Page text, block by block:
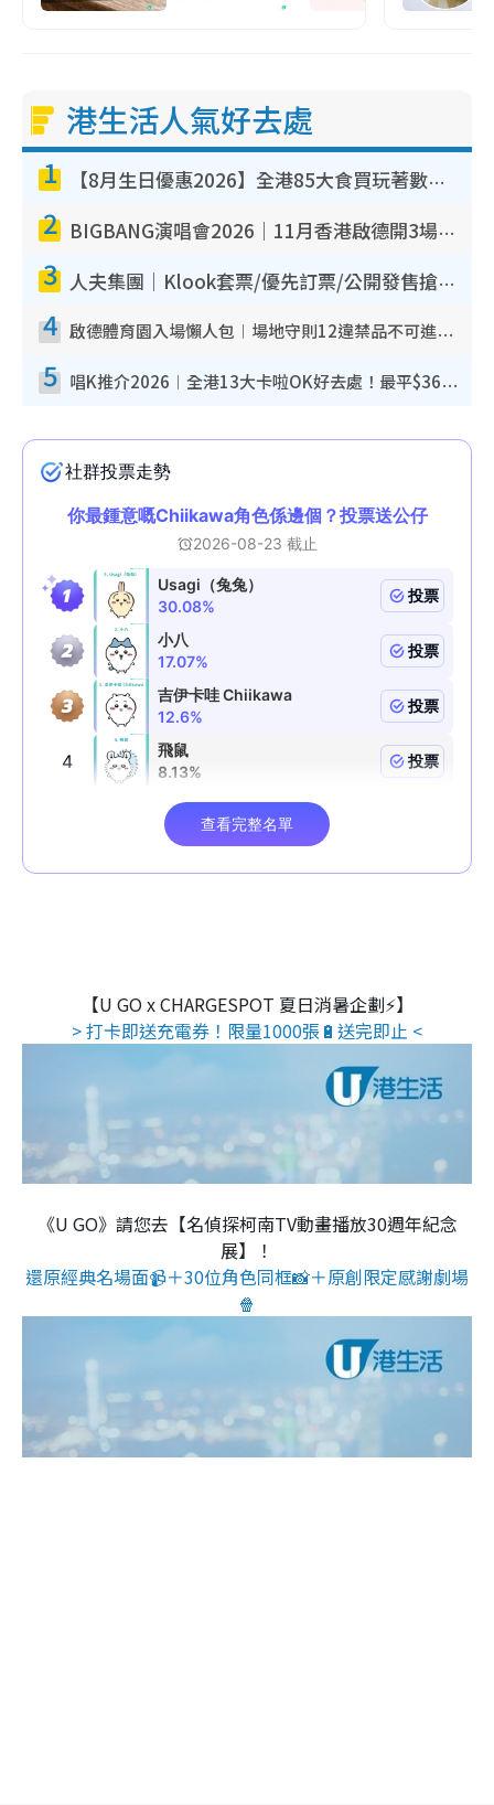
港生活人氣好去處
1 【8月生日優惠2026】全港85大食買玩著數攻略 自助餐/火鍋放題同行免費＋誠品/DONKI送現金券
2 BIGBANG演唱會2026｜11月香港啟德開3場！實名制VIP申請、優先購票攻略
3 人夫集團｜Klook套票/優先訂票/公開發售搶飛攻略！附票價.購票連結.場地座位表
4 啟德體育園入場懶人包︱場地守則12違禁品不可進場准帶細水樽但全場禁樽蓋！應援牌有限制！
5 唱K推介2026︱全港13大卡啦OK好去處！最平$36起 日文K都有！(附地址+收費詳情)
【U GO x CHARGESPOT 夏日消暑企劃⚡】
> 打卡即送充電券！限量1000張🔋送完即止 <
《U GO》請您去【名偵探柯南TV動畫播放30週年紀念
展】！
還原經典名場面📹＋30位角色同框📸＋原創限定感謝劇場
🍿